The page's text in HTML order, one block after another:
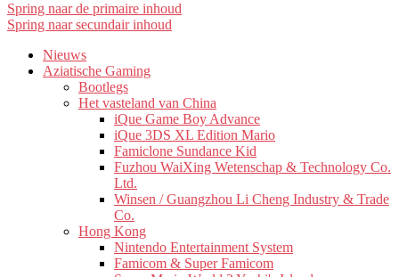
Spring naar de primaire inhoud
Spring naar secundair inhoud
Nieuws
Aziatische Gaming
Bootlegs
Het vasteland van China
iQue Game Boy Advance
iQue 3DS XL Edition Mario
Famiclone Sundance Kid
Fuzhou WaiXing Wetenschap & Technology Co.
Ltd.
Winsen / Guangzhou Li Cheng Industry & Trade
Co.
Hong Kong
Nintendo Entertainment System
Famicom & Super Famicom